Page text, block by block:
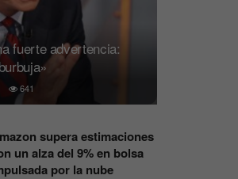
fuerte advertencia:
641
supera estimaciones
un alza del 9% en bolsa
por la nube